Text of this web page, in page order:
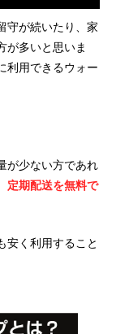
守が続いたり、家
が多いと思いま
利用できるウォー
が少ない方であれ
定期配送を無料で
安く利用すること